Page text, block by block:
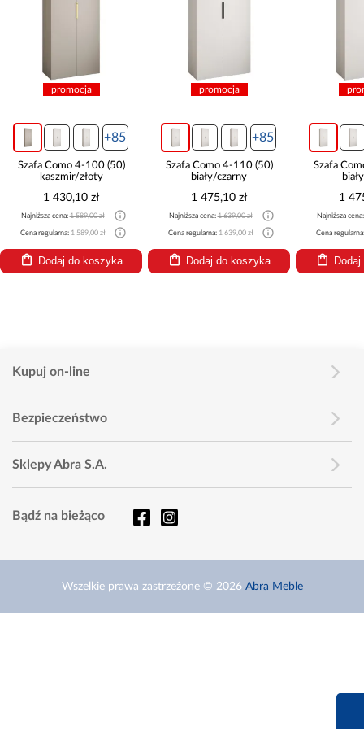
promocja
+85
Szafa Como 4-100 (50)
kaszmir/złoty
1 430,10 zł
Najniższa cena:1 589,00 zł
Cena regularna:1 589,00 zł
Dodaj do koszyka
promocja
+85
Szafa Como 4-110 (50)
biały/czarny
1 475,10 zł
Najniższa cena:1 639,00 zł
Cena regularna:1 639,00 zł
Dodaj do koszyka
Szafa
1
Najniższa
Cena
Kupuj on-line
Bezpieczeństwo
Sklepy Abra S.A.
Bądź na bieżąco
Wszelkie prawa zastrzeżone © 2026 Abra Meble